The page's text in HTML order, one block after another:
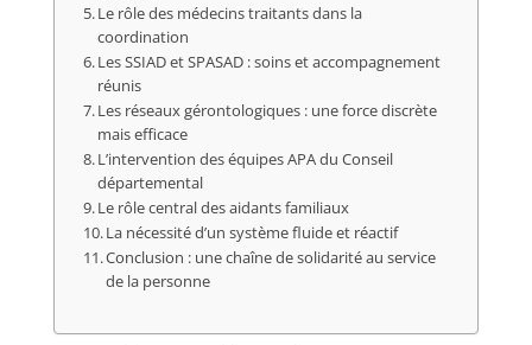
Le rôle des médecins traitants dans la
coordination
Les SSIAD et SPASAD : soins et accompagnement
réunis
Les réseaux gérontologiques : une force discrète
mais efficace
L’intervention des équipes APA du Conseil
départemental
Le rôle central des aidants familiaux
La nécessité d’un système fluide et réactif
Conclusion : une chaîne de solidarité au service
de la personne